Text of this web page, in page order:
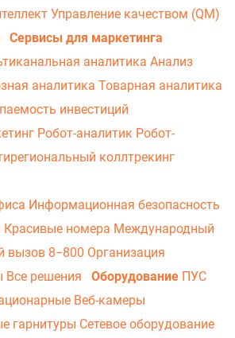
Управление качеством (QM)
Сервисы для маркетинга
аналитика Анализ
аналитика Товарная аналитика
инвестиций
Робот-аналитик Робот-
коллтрекинг
Информационная безопасность
Красивые номера Международный
вызов 8−800 Организация
Все решения Оборудование ПУС
Веб-камеры
гарнитуры Сетевое оборудование